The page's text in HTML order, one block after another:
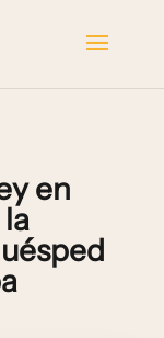
en